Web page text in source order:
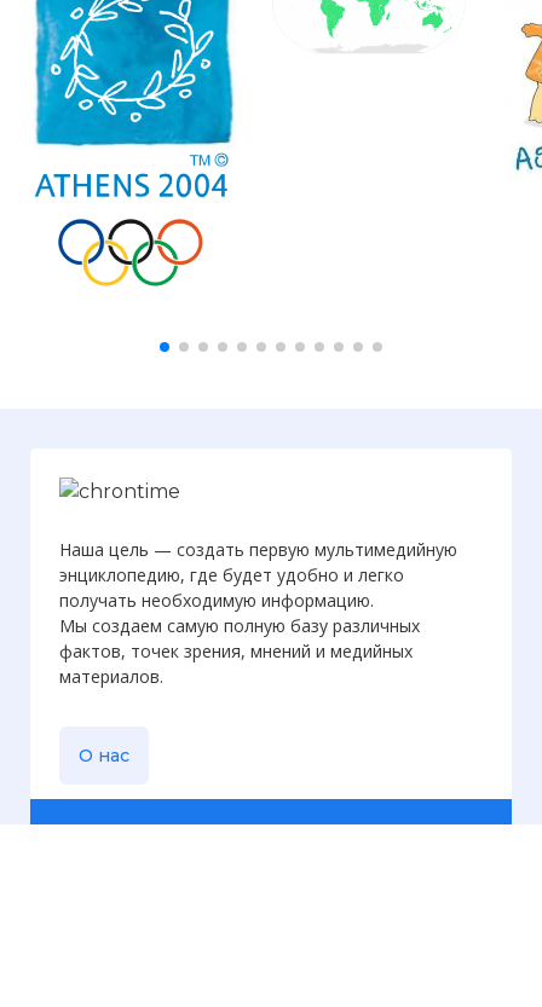
Наша цель — создать первую мультимедийную
энциклопедию, где будет удобно и легко
получать необходимую информацию.
Мы создаем самую полную базу различных
фактов, точек зрения, мнений и медийных
материалов.
О нас